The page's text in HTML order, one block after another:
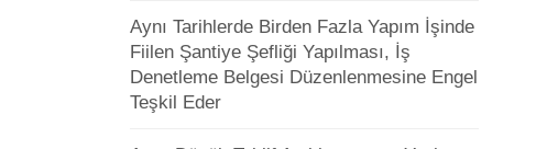
Aynı Tarihlerde Birden Fazla Yapım İşinde
Fiilen Şantiye Şefliği Yapılması, İş
Denetleme Belgesi Düzenlenmesine Engel
Teşkil Eder